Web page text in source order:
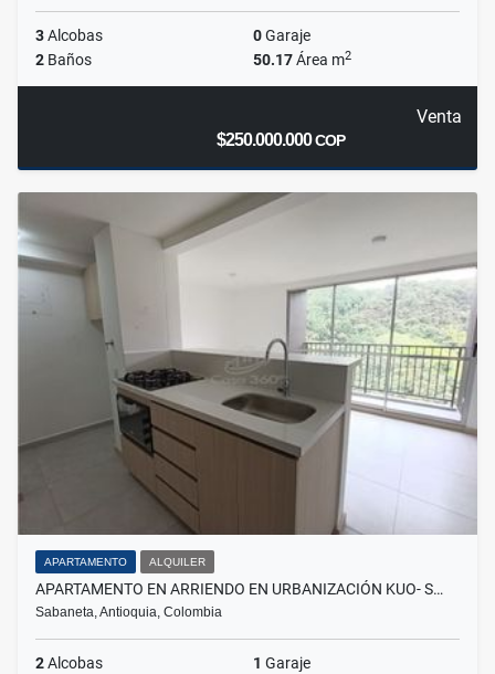
3Alcobas 0Garaje
2 Baños 50.17Área m2
Venta
$250.000.000COP
APARTAMENTO ALQUILER
APARTAMENTO EN ARRIENDO EN URBANIZACIÓN KUO- S…
Sabaneta, Antioquia, Colombia
2Alcobas 1 Garaje